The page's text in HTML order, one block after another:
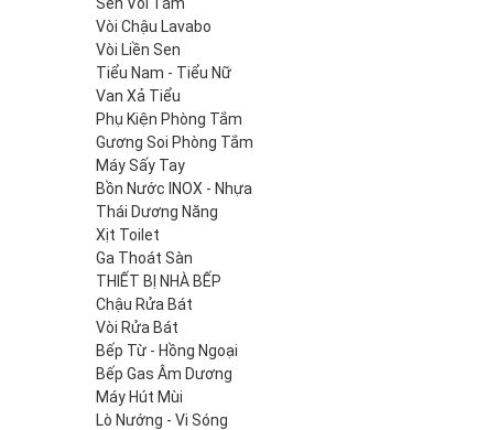
Vòi Chậu Lavabo
Vòi Liền Sen
Tiểu Nam - Tiểu Nữ
Van Xả Tiểu
Phụ Kiện Phòng Tắm
Gương Soi Phòng Tắm
Máy Sấy Tay
Bồn Nước INOX - Nhựa
Thái Dương Năng
Xịt Toilet
Ga Thoát Sàn
THIẾT BỊ NHÀ BẾP
Chậu Rửa Bát
Vòi Rửa Bát
Bếp Từ - Hồng Ngoại
Bếp Gas Âm Dương
Máy Hút Mùi
Lò Nướng - Vi Sóng